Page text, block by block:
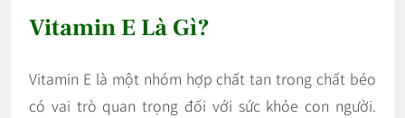
Vitamin E Là Gì?
Vitamin E là một nhóm hợp chất tan trong chất béo
có vai trò quan trọng đối với sức khỏe con người.